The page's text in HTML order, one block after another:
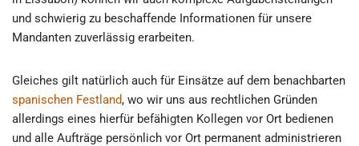
und schwierig zu beschaffende Informationen für unsere
Mandanten zuverlässig erarbeiten.
Gleiches gilt natürlich auch für Einsätze auf dem benachbarten
spanischen Festland, wo wir uns aus rechtlichen Gründen
allerdings eines hierfür befähigten Kollegen vor Ort bedienen
und alle Aufträge persönlich vor Ort permanent administrieren